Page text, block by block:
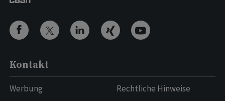
Kontakt
Werbung
Rechtliche Hinweise